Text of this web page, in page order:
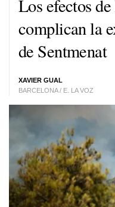
Los efectos
complican la
de Sentmenat
XAVIER GUAL
BARCELONA / E. LA VOZ